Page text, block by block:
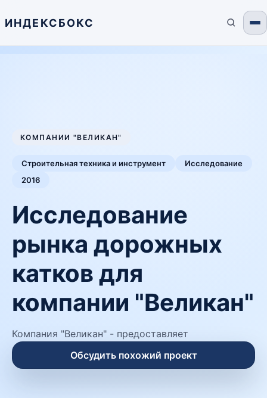
ИНДЕКСБОКС
КОМПАНИИ "ВЕЛИКАН"
Строительная техника и инструмент
Исследование
2016
Исследование
рынка дорожных
катков для
компании "Великан"
Компания "Великан" - предоставляет
Обсудить похожий проект